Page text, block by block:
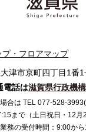
・フロアマップ
津市京町四丁目1番1
電話は滋賀県行政機
合は TEL 077-528-
まで（土日祝日・12月
務の受付時間：9:00か